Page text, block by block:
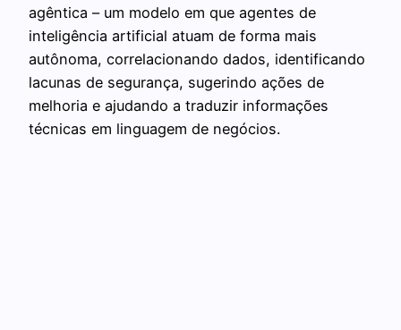
agêntica – um modelo em que agentes de
inteligência artificial atuam de forma mais
autônoma, correlacionando dados, identificando
lacunas de segurança, sugerindo ações de
melhoria e ajudando a traduzir informações
técnicas em linguagem de negócios.